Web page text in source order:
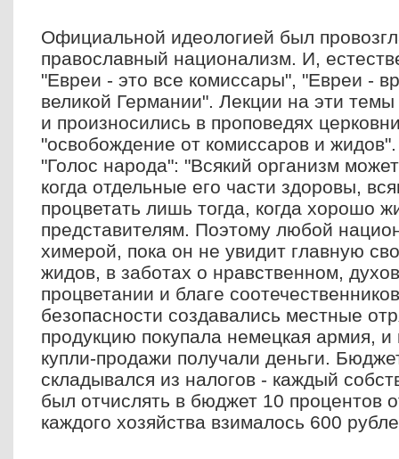
Официальной идеологией был
православный национализм. И,
"Евреи - это все комиссары", "Евреи -
великой Германии". Лекции на эти темы
и произносились в проповедях
"освобождение от комиссаров и
"Голос народа": "Всякий организм
когда отдельные его части здоровы,
процветать лишь тогда, когда хорошо
представителям. Поэтому любой
химерой, пока он не увидит главную
жидов, в заботах о нравственном,
процветании и благе
безопасности создавались местные
продукцию покупала немецкая армия, и
купли-продажи получали деньги.
складывался из налогов - каждый
был отчислять в бюджет 10 процентов
каждого хозяйства взималось 600